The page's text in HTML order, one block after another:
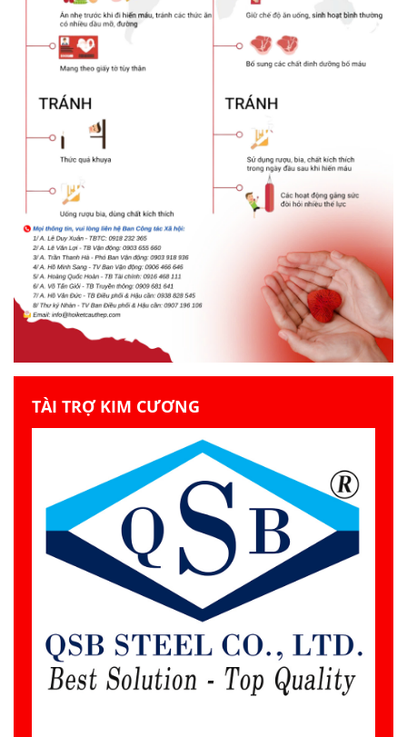
TÀI TRỢ KIM CƯƠNG